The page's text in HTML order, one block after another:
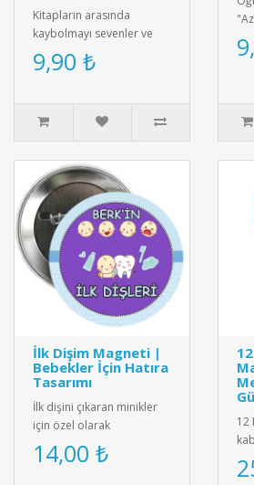
Kitapların arasında
kaybolmayı sevenler ve
ders yükünün altından
başarıyla kalkanlar için
9,90 ₺
İlk Dişim Magneti |
Bebekler İçin Hatıra
Tasarımı
İlk dişini çıkaran minikler
için özel olarak
tasarlanmış bebek
magneti. Diş buğdayı
14,00 ₺
12